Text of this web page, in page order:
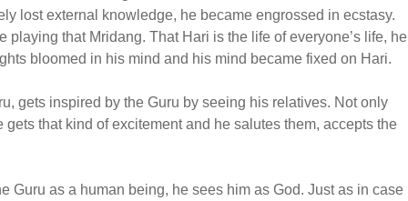
lost external knowledge, he became engrossed in ecstasy.
that Mridang. That Hari is the life of everyone’s life, he
bloomed in his mind and his mind became fixed on Hari.
gets inspired by the Guru by seeing his relatives. Not only
that kind of excitement and he salutes them, accepts the
Guru as a human being, he sees him as God. Just as in case